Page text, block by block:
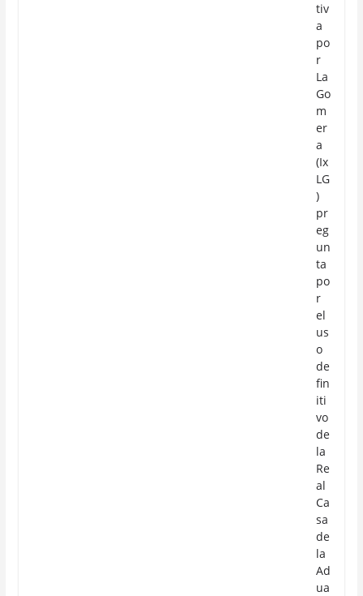
tiv
a
po
r
La
Go
m
er
a
(Ix
LG
)
pr
eg
un
ta
po
r
el
us
o
de
fin
iti
vo
de
la
Re
al
Ca
sa
de
la
Ad
ua